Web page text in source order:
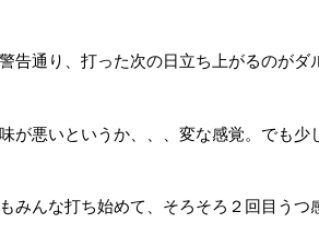
告通り、打った次の日立ち上がるのがダ
が悪いというか、、、変な感覚。でも少
みんな打ち始めて、そろそろ２回目うつ